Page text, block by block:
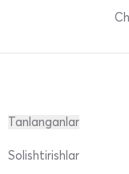
Tanlanganlar
Solishtirishlar